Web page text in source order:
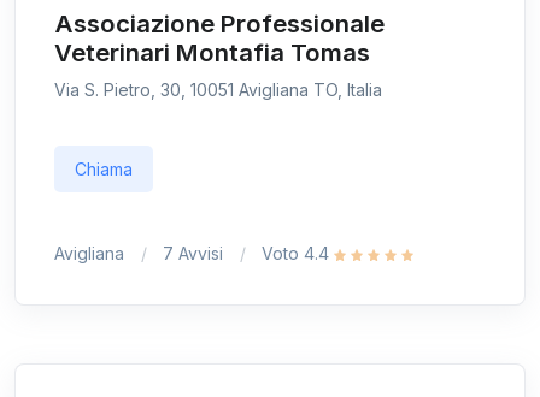
Associazione Professionale
Veterinari Montafia Tomas
Via S. Pietro, 30, 10051 Avigliana TO, Italia
Chiama
Avigliana 7 Avvisi Voto 4.4